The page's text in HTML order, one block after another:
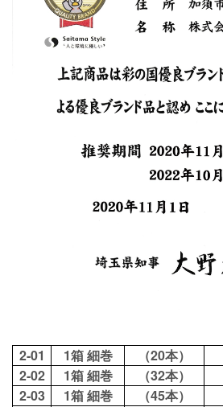
2-01 1箱 細巻 （20本）
2-02
1箱 細巻 （32本）
2-03
1箱 細巻 （45本）